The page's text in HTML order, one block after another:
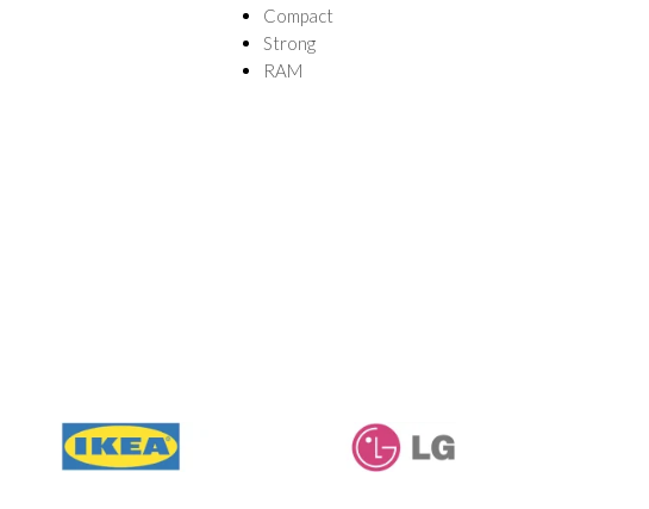
Compact
Strong
RAM